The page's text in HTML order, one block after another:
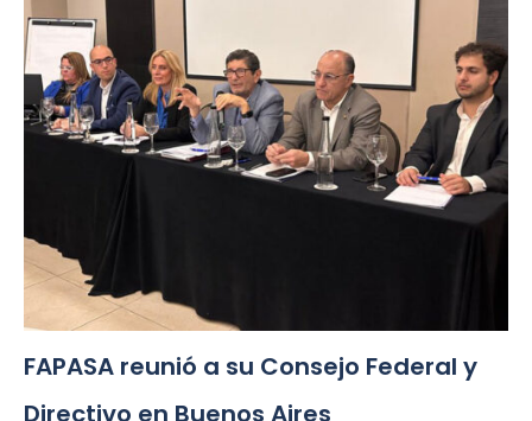
FAPASA reunió a su Consejo Federal y
Directivo en Buenos Aires